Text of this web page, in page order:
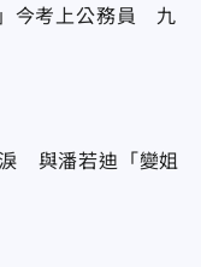
今考上公務員 九
與潘若迪「變姐